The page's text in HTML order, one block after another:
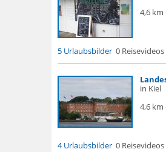
4,6
5 Urlaubsbilder 0 Reisevideos
in Kiel
4,6
4 Urlaubsbilder 0 Reisevideos